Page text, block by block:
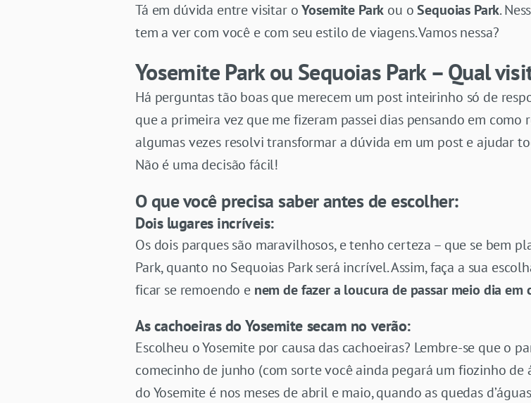
Tá em dúvida entre visitar oYosemite Park ou oSequoias Park.
tem a ver com você e com seu estilo de viagens. Vamos nessa?
Yosemite Park ou Sequoias Park – Qual
Há perguntas tão boas que merecem um post inteirinho só de
que a primeira vez que me fizeram passei dias pensando em como
algumas vezes resolvi transformar a dúvida em um post e ajudar
Não é uma decisão fácil!
O que você precisa saber antes de escolher:
Dois lugares incríveis:
Os dois parques são maravilhosos, e tenho certeza – que se bem
Park, quanto no Sequoias Park será incrível. Assim, faça a sua
ficar se remoendo e nem de fazer a loucura de passar meio dia
As cachoeiras do Yosemite secam no verão:
Escolheu o Yosemite por causa das cachoeiras? Lembre-se que o
comecinho de junho (com sorte você ainda pegará um fiozinho
do Yosemite é nos meses de abril e maio, quando as quedas